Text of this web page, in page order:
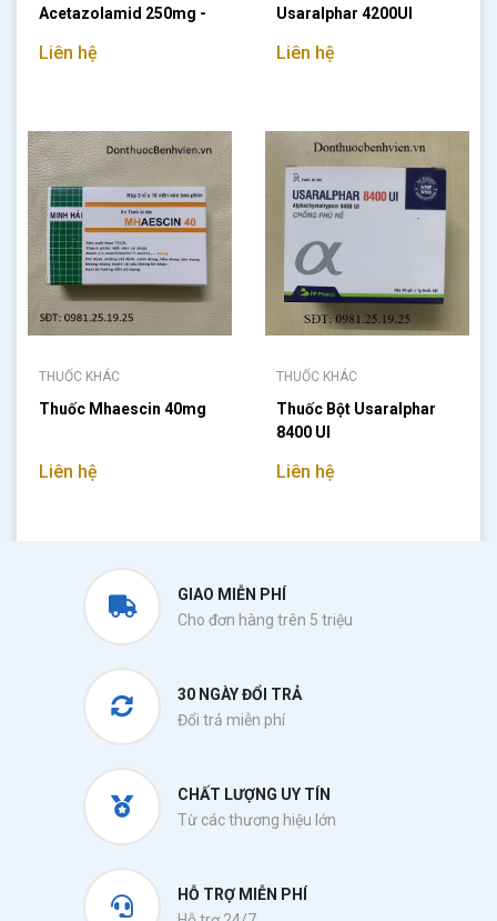
Acetazolamid 250mg -
Liên hệ
Usaralphar 4200UI
Liên hệ
THUỐC KHÁC
Thuốc Mhaescin 40mg
Liên hệ
THUỐC KHÁC
Thuốc Bột Usaralphar
8400 UI
Liên hệ
GIAO MIỄN PHÍ
Cho đơn hàng trên 5 triệu
30 NGÀY ĐỔI TRẢ
Đổi trả miễn phí
CHẤT LƯỢNG UY TÍN
Từ các thương hiệu lớn
HỖ TRỢ MIỄN PHÍ